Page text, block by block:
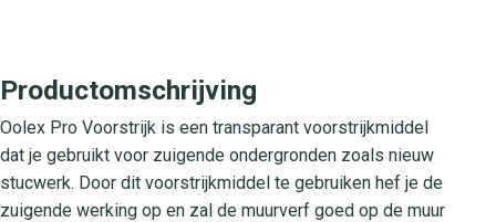
Productomschrijving
Oolex Pro Voorstrijk is een transparant voorstrijkmiddel
dat je gebruikt voor zuigende ondergronden zoals nieuw
stucwerk. Door dit voorstrijkmiddel te gebruiken hef je de
zuigende werking op en zal de muurverf goed op de muur